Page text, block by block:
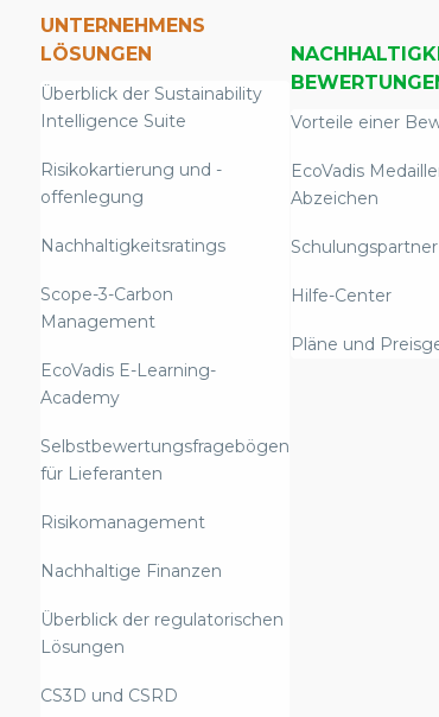
UNTERNEHMENS
LÖSUNGEN
Überblick der Sustainability
Intelligence Suite
Risikokartierung und -
offenlegung
Nachhaltigkeitsratings
Scope-3-Carbon
Management
EcoVadis E-Learning-
Academy
Selbstbewertungsfragebögen
für Lieferanten
Risikomanagement
Nachhaltige Finanzen
Überblick der regulatorischen
Lösungen
CS3D und CSRD
Vorteile einer
EcoVadis
Abzeichen
Schulungspartner
Hilfe-Center
Pläne und